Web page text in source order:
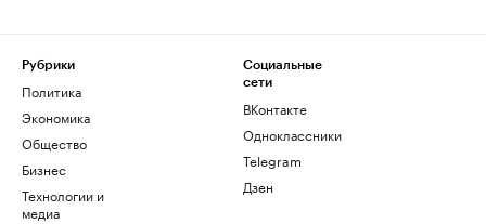
Рубрики
Политика
Экономика
Общество
Бизнес
Технологии и
медиа
Социальные
сети
ВКонтакте
Одноклассники
Telegram
Дзен